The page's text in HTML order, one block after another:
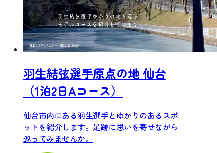
羽生結弦選手原点の地 仙台
（1泊2日Aコース）
仙台市内にある羽生選手とゆかりのあるスポ
ットを紹介します。足跡に思いを寄せながら
巡ってみませんか。